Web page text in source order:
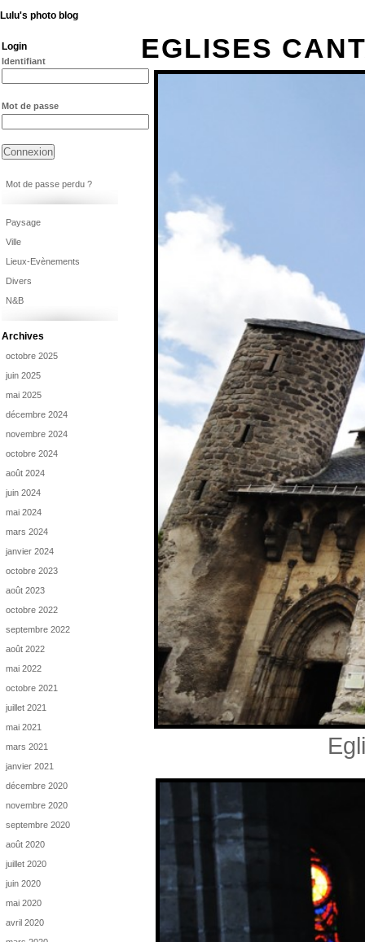
Lulu's photo blog
EGLISES
Login
Identifiant
Mot de passe
Mot de passe perdu ?
Paysage
Ville
Lieux-Evènements
Divers
N&B
Archives
octobre 2025
juin 2025
mai 2025
décembre 2024
novembre 2024
octobre 2024
août 2024
juin 2024
mai 2024
mars 2024
janvier 2024
octobre 2023
août 2023
octobre 2022
septembre 2022
août 2022
mai 2022
octobre 2021
juillet 2021
mai 2021
mars 2021
janvier 2021
décembre 2020
novembre 2020
septembre 2020
août 2020
juillet 2020
juin 2020
mai 2020
avril 2020